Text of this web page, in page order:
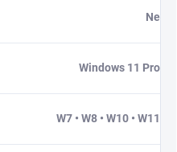
Ne
Windows 11 Pro
W7 • W8 • W10 • W11